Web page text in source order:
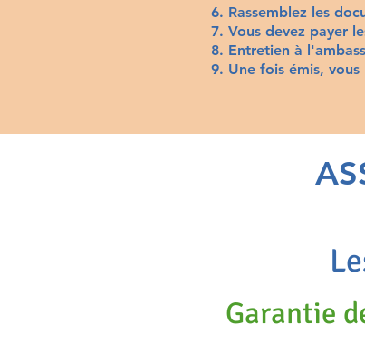
Rassemblez les
Vous devez payer
Entretien à
Une fois émis, vous
Garantie